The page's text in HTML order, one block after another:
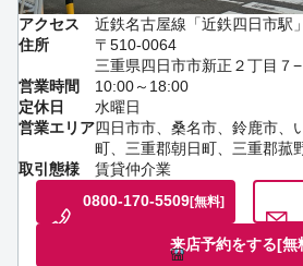
アクセス
近鉄名古屋線「近鉄四日市駅
住所
〒510-0064
三重県四日市市新正２丁目７−
営業時間
10:00～18:00
定休日
水曜日
営業エリア四日市市、桑名市、鈴鹿市、
町、三重郡朝日町、三重郡菰
取引態様
賃貸仲介業
0800-170-5509[無料]
来店予約をする[無